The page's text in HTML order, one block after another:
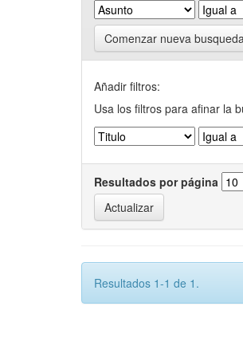
Comenzar nueva
Añadir filtros:
Usa los filtros para afinar la
Resultados por página
Resultados 1-1 de 1.